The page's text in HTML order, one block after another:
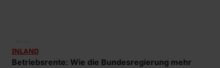
INLAND
Betriebsrente: Wie die Bundesregierung mehr